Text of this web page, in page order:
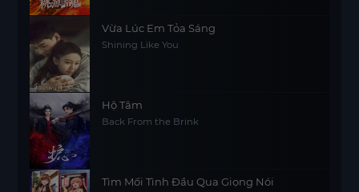
Vừa Lúc Em Tỏa Sáng
Shining Like You
Hộ Tâm
Back From the Brink
Tìm Mối Tình Đầu Qua Giọng Nói